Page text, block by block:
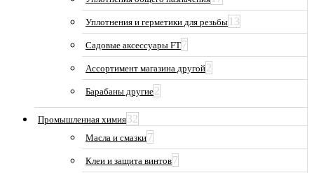
Уплотнения и герметики для резьбы 13
Садовые аксессуары FT7
Ассортимент магазина другой2
Барабаны другие2
Промышленная химия32
Масла и смазки7
Клеи и защита винтов7